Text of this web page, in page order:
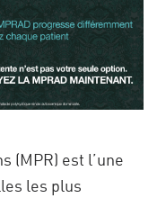
(MPR) est l’une
les plus